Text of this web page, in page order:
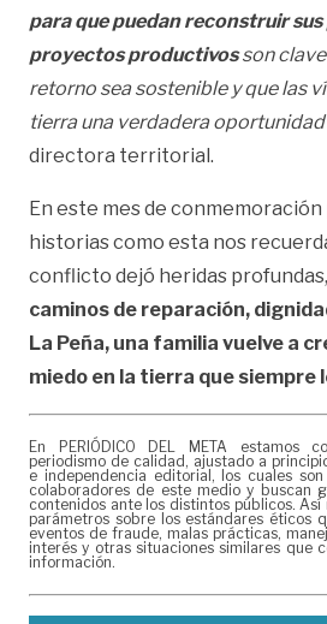
para que puedan reconstruir
proyectos productivosson
retorno sea sostenible y que las
tierra una verdadera
directora territorial.
En este mes de conmemoración
historias como esta nos
conflicto dejó heridas profundas,
caminos de reparación,
La Peña, una familia vuelve a
miedo en la tierra que siempre
En PERIÓDICO DEL META estamos
periodismo de calidad, ajustado a
e independencia editorial, los cuales
colaboradores de este medio y buscan
contenidos ante los distintos públicos.
parámetros sobre los estándares éticos
eventos de fraude, malas prácticas,
interés y otras situaciones similares que
información.